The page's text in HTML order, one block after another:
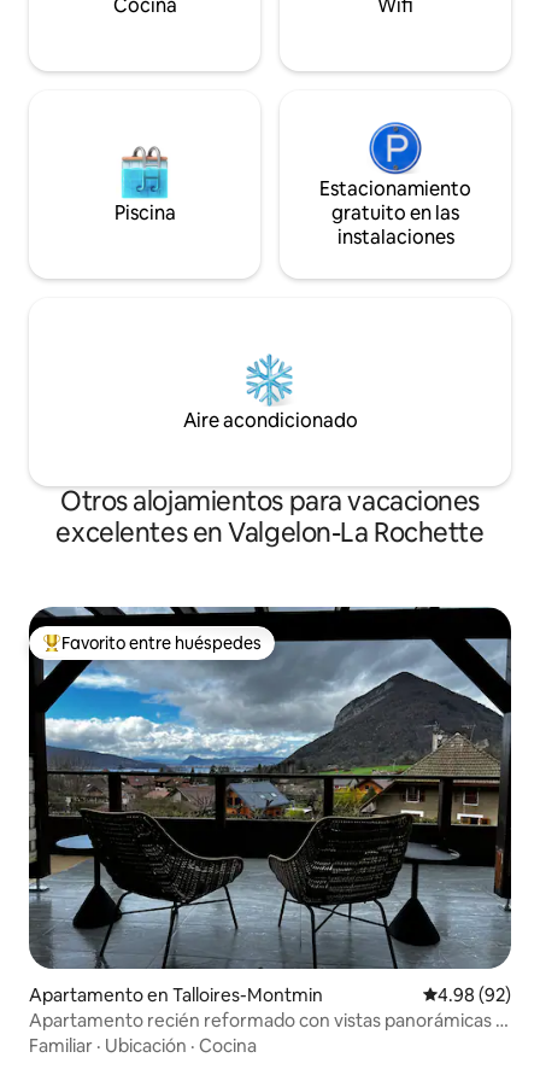
Cocina Wifi
Piscina
Estacionamiento
gratuito en las
instalaciones
Aire acondicionado
Otros alojamientos para vacaciones
excelentes en Valgelon-La Rochette
Favorito entre huéspedes preferido
Favorito entre huéspedes
Apartamento en Talloires-Montmin Calificación
4.98 (92)
Apartamento recién reformado con vistas panorámicas al
lago y a la montaña
Familiar · Ubicación · Cocina